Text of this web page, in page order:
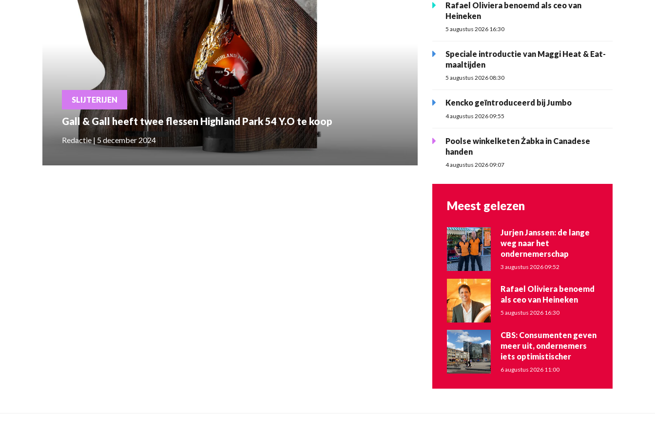
SLIJTERIJEN
Gall & Gall heeft twee flessen Highland Park 54 Y.O te koop
Redactie | 5 december 2024
Rafael Oliviera benoemd als ceo van
Heineken
5 augustus 2026 16:30
Speciale introductie van Maggi Heat & Eat-
maaltijden
5 augustus 2026 08:30
Kencko geïntroduceerd bij Jumbo
4 augustus 2026 09:55
Poolse winkelketen Żabka in Canadese
handen
4 augustus 2026 09:07
Meest gelezen
Jurjen Janssen: de lange
weg naar het
ondernemerschap
3 augustus 2026 09:52
Rafael Oliviera benoemd
als ceo van Heineken
5 augustus 2026 16:30
CBS: Consumenten geven
meer uit, ondernemers
iets optimistischer
6 augustus 2026 11:00